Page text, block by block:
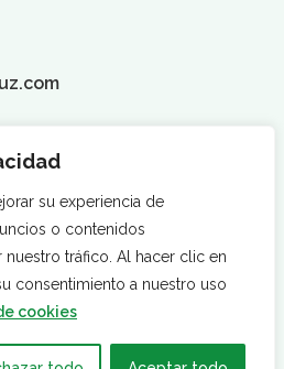
su experiencia de
o contenidos
tráfico. Al hacer clic en
consentimiento a nuestro uso
cookies